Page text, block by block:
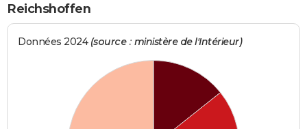
Reichshoffen
Données 2024 (source : ministère de l'Intérieur)